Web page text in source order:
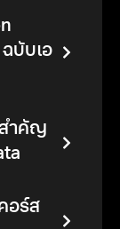
บับเอ
สำคัญ
อร์ส